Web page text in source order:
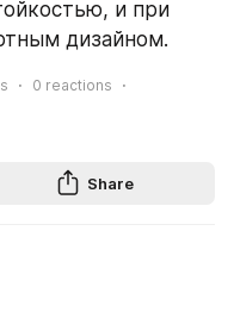
и при
дизайном.
0 reactions
Share